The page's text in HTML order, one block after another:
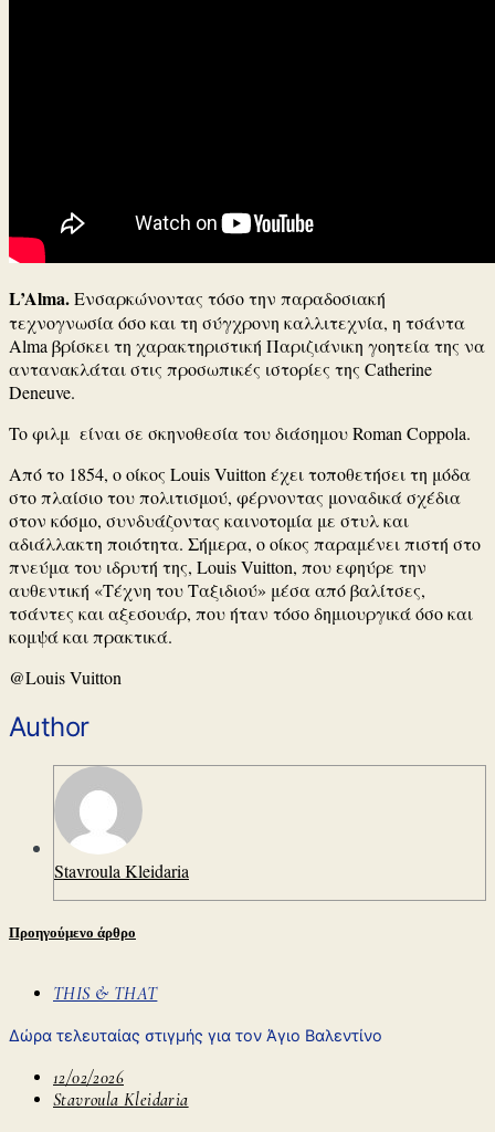
L’Alma.Ενσαρκώνοντας τόσο την παραδοσιακή
τεχνογνωσία όσο και τη σύγχρονη καλλιτεχνία, η τσάντα
Alma βρίσκει τη χαρακτηριστική Παριζιάνικη γοητεία της να
αντανακλάται στις προσωπικές ιστορίες της Catherine
Deneuve.
To φιλμ είναι σε σκηνοθεσία του διάσημου Roman Coppola.
Από το 1854, o oίκος Louis Vuitton έχει τοποθετήσει τη μόδα
στο πλαίσιο του πολιτισμού, φέρνοντας μοναδικά σχέδια
στον κόσμο, συνδυάζοντας καινοτομία με στυλ και
αδιάλλακτη ποιότητα. Σήμερα, ο οίκος παραμένει πιστή στο
πνεύμα του ιδρυτή της, Louis Vuitton, που εφηύρε την
αυθεντική «Τέχνη του Ταξιδιού» μέσα από βαλίτσες,
τσάντες και αξεσουάρ, που ήταν τόσο δημιουργικά όσο και
κομψά και πρακτικά.
@Louis Vuitton
Author
Stavroula Kleidaria
Προηγούμενο άρθρο
THIS & THAT
Δώρα τελευταίας στιγμής για τον Άγιο Βαλεντίνο
12/02/2026
Stavroula Kleidaria